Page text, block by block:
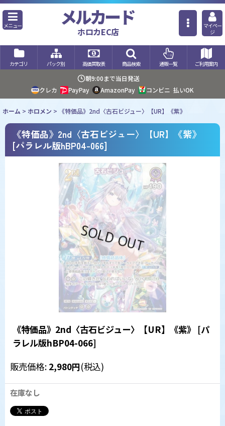
メニュー メルカード
ホロカEC店
マイペー
ジ
カテゴリ パック別 高価買取表 商品検索 通販一覧 ご利用案内
朝9:00まで当日発送
クレカ
PayPay AmazonPay コンビニ 払いOK
ホーム > ホロメン > 《特価品》2nd〈古石ビジュー〉【UR】《紫》
《特価品》2nd〈古石ビジュー〉【UR】《紫》
[パラレル版hBP04-066]
《特価品》2nd〈古石ビジュー〉【UR】《紫》 [パ
ラレル版hBP04-066]
販売価格: 2,980円(税込)
在庫なし